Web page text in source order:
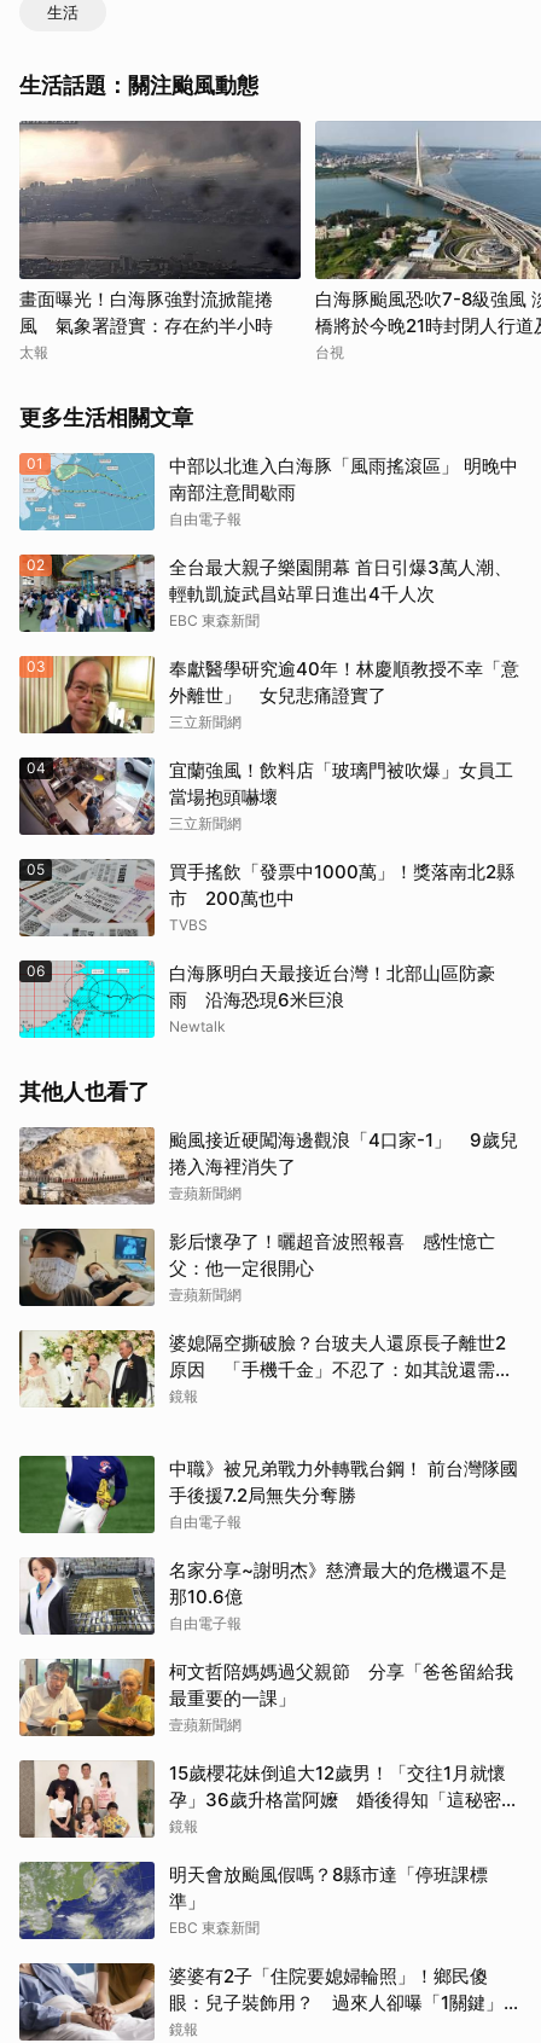
生活
生活話題：關注颱風動態
畫面曝光！白海豚強對流掀龍捲
風 氣象署證實：存在約半小時
太報
白海豚颱風恐吹7-8級強風
橋將於今晚21時封閉人行道
道
台視
更多生活相關文章
01
中部以北進入白海豚「風雨搖滾區」 明晚中
南部注意間歇雨
自由電子報
02
全台最大親子樂園開幕 首日引爆3萬人潮、
輕軌凱旋武昌站單日進出4千人次
EBC 東森新聞
03
奉獻醫學研究逾40年！林慶順教授不幸「意
外離世」 女兒悲痛證實了
三立新聞網
04
宜蘭強風！飲料店「玻璃門被吹爆」女員工
當場抱頭嚇壞
三立新聞網
05
買手搖飲「發票中1000萬」！獎落南北2縣
市 200萬也中
TVBS
06
白海豚明白天最接近台灣！北部山區防豪
雨 沿海恐現6米巨浪
Newtalk
其他人也看了
颱風接近硬闖海邊觀浪「4口家-1」 9歲兒
捲入海裡消失了
壹蘋新聞網
影后懷孕了！曬超音波照報喜 感性憶亡
父：他一定很開心
壹蘋新聞網
婆媳隔空撕破臉？台玻夫人還原長子離世2
原因 「手機千金」不忍了：如其說還需要
離開嗎？
鏡報
中職》被兄弟戰力外轉戰台鋼！ 前台灣隊國
手後援7.2局無失分奪勝
自由電子報
名家分享~謝明杰》慈濟最大的危機還不是
那10.6億
自由電子報
柯文哲陪媽媽過父親節 分享「爸爸留給我
最重要的一課」
壹蘋新聞網
15歲櫻花妹倒追大12歲男！「交往1月就懷
孕」36歲升格當阿嬤 婚後得知「這秘密」
傻眼了
鏡報
明天會放颱風假嗎？8縣市達「停班課標
準」
EBC 東森新聞
婆婆有2子「住院要媳婦輪照」！鄉民傻
眼：兒子裝飾用？ 過來人卻曝「1關鍵」才
做決定
鏡報